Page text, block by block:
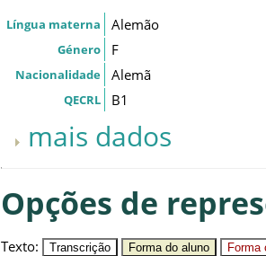
Língua materna Alemão
Género F
Nacionalidade Alemã
QECRL B1
mais dados
Opções de
Texto: Transcrição Forma do aluno Forma